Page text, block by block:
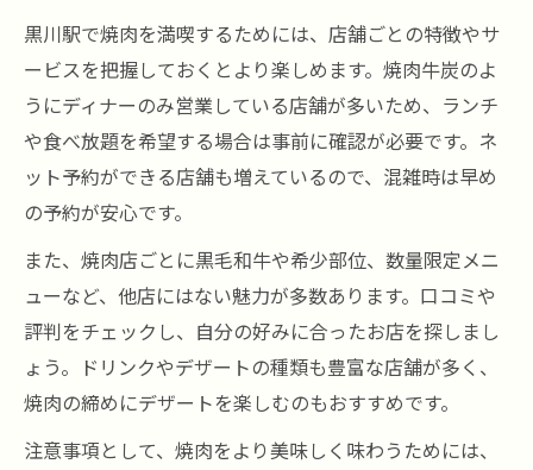
黒川駅で焼肉を満喫するためには、店舗ごとの特徴やサ
ービスを把握しておくとより楽しめます。焼肉牛炭のよ
うにディナーのみ営業している店舗が多いため、ランチ
や食べ放題を希望する場合は事前に確認が必要です。ネ
ット予約ができる店舗も増えているので、混雑時は早め
の予約が安心です。
また、焼肉店ごとに黒毛和牛や希少部位、数量限定メニ
ューなど、他店にはない魅力が多数あります。口コミや
評判をチェックし、自分の好みに合ったお店を探しまし
ょう。ドリンクやデザートの種類も豊富な店舗が多く、
焼肉の締めにデザートを楽しむのもおすすめです。
注意事項として、焼肉をより美味しく味わうためには、